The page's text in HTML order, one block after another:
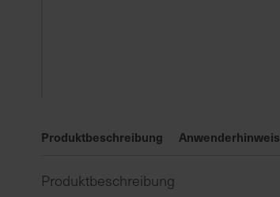
der
springen
Produktbeschreibung Anwenderhinweis
Produktbeschreibung